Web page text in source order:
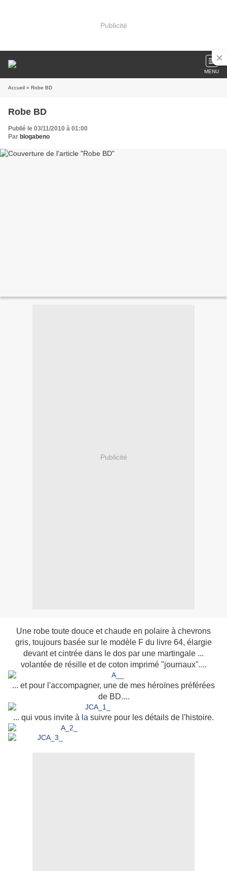
Publicité
MENU
Accueil » Robe BD
Robe BD
Publié le 03/11/2010 à 01:00
Par blogabeno
Publicité
Une robe toute douce et chaude en polaire à chevrons
gris, toujours basée sur le modèle F du livre 64, élargie
devant et cintrée dans le dos par une martingale ...
volantée de résille et de coton imprimé "journaux"....
... et pour l'accompagner, une de mes héroïnes préférées
de BD....
... qui vous invite à la suivre pour les détails de l'histoire.